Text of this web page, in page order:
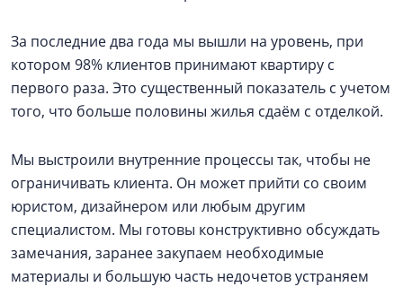
За последние два года мы вышли на уровень, при
котором 98% клиентов принимают квартиру с
первого раза. Это существенный показатель с учетом
того, что больше половины жилья сдаём с отделкой.
Мы выстроили внутренние процессы так, чтобы не
ограничивать клиента. Он может прийти со своим
юристом, дизайнером или любым другим
специалистом. Мы готовы конструктивно обсуждать
замечания, заранее закупаем необходимые
материалы и большую часть недочетов устраняем